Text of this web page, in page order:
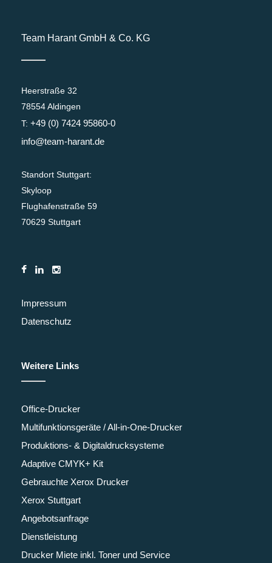
Team Harant GmbH & Co. KG
Heerstraße 32
78554 Aldingen
T: +49 (0) 7424 95860-0
info@team-harant.de
Standort Stuttgart:
Skyloop
Flughafenstraße 59
70629 Stuttgart
Impressum
Datenschutz
Weitere Links
Office-Drucker
Multifunktionsgeräte / All-in-One-Drucker
Produktions- & Digitaldrucksysteme
Adaptive CMYK+ Kit
Gebrauchte Xerox Drucker
Xerox Stuttgart
Angebotsanfrage
Dienstleistung
Drucker Miete inkl. Toner und Service